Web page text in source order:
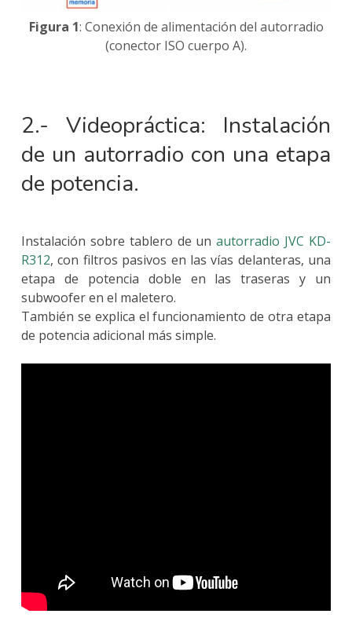
Figura 1: Conexión de alimentación del autorradio
(conector ISO cuerpo A).
2.- Videopráctica: Instalación
de un autorradio con una etapa
de potencia.
Instalación sobre tablero de unautorradio JVC KD-
R312, con filtros pasivos en las vías delanteras, una
etapa de potencia doble en las traseras y un
subwoofer en el maletero.
También se explica el funcionamiento de otra etapa
de potencia adicional más simple.